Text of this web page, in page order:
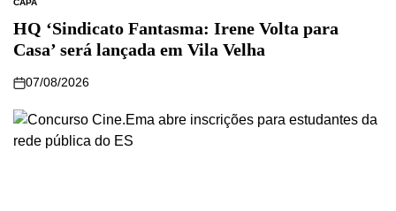
CAPA
HQ ‘Sindicato Fantasma: Irene Volta para
Casa’ será lançada em Vila Velha
07/08/2026